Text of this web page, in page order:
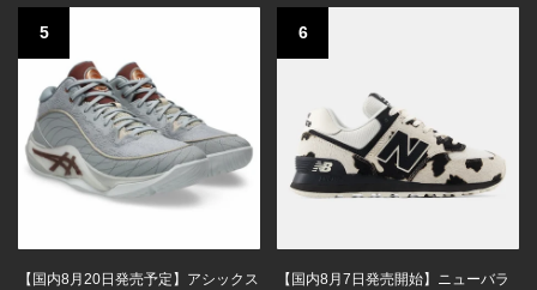
5
【国内8月20日発売予定】アシックス
6
【国内8月7日発売開始】ニューバラ